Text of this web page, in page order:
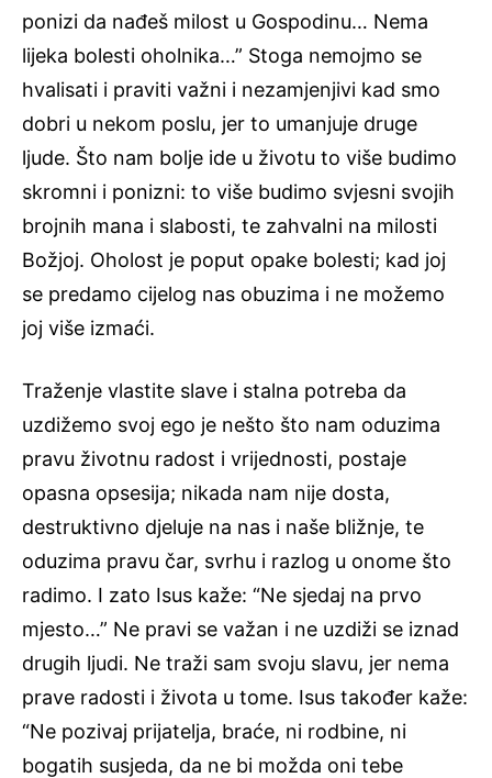
ponizi da nađeš milost u Gospodinu… Nema
lijeka bolesti oholnika…” Stoga nemojmo se
hvalisati i praviti važni i nezamjenjivi kad smo
dobri u nekom poslu, jer to umanjuje druge
ljude. Što nam bolje ide u životu to više budimo
skromni i ponizni: to više budimo svjesni svojih
brojnih mana i slabosti, te zahvalni na milosti
Božjoj. Oholost je poput opake bolesti; kad joj
se predamo cijelog nas obuzima i ne možemo
joj više izmaći.
Traženje vlastite slave i stalna potreba da
uzdižemo svoj ego je nešto što nam oduzima
pravu životnu radost i vrijednosti, postaje
opasna opsesija; nikada nam nije dosta,
destruktivno djeluje na nas i naše bližnje, te
oduzima pravu čar, svrhu i razlog u onome što
radimo. I zato Isus kaže: “Ne sjedaj na prvo
mjesto…” Ne pravi se važan i ne uzdiži se iznad
drugih ljudi. Ne traži sam svoju slavu, jer nema
prave radosti i života u tome. Isus također kaže:
“Ne pozivaj prijatelja, braće, ni rodbine, ni
bogatih susjeda, da ne bi možda oni tebe